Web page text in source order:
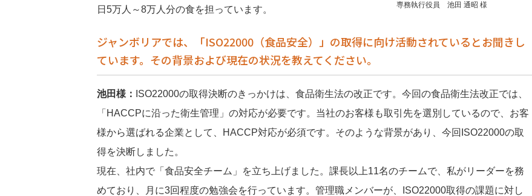
日5万人～8万人分の食を担っています。
専務執行役員 池田 通昭 様
ジャンボリアでは、「ISO22000（食品安全）」の取得に向け活動されているとお聞きし
ています。その背景および現在の状況を教えてください。
池田様：
ISO22000の取得決断のきっかけは、食品衛生法の改正です。今回の食品衛生法改正では、
「HACCPに沿った衛生管理」の対応が必要です。当社のお客様も取引先を選別しているので、お客
様から選ばれる企業として、HACCP対応が必須です。そのような背景があり、今回ISO22000の取
得を決断しました。
現在、社内で「食品安全チーム」を立ち上げました。課長以上11名のチームで、私がリーダーを務
めており、月に3回程度の勉強会を行っています。管理職メンバーが、ISO22000取得の課題に対し